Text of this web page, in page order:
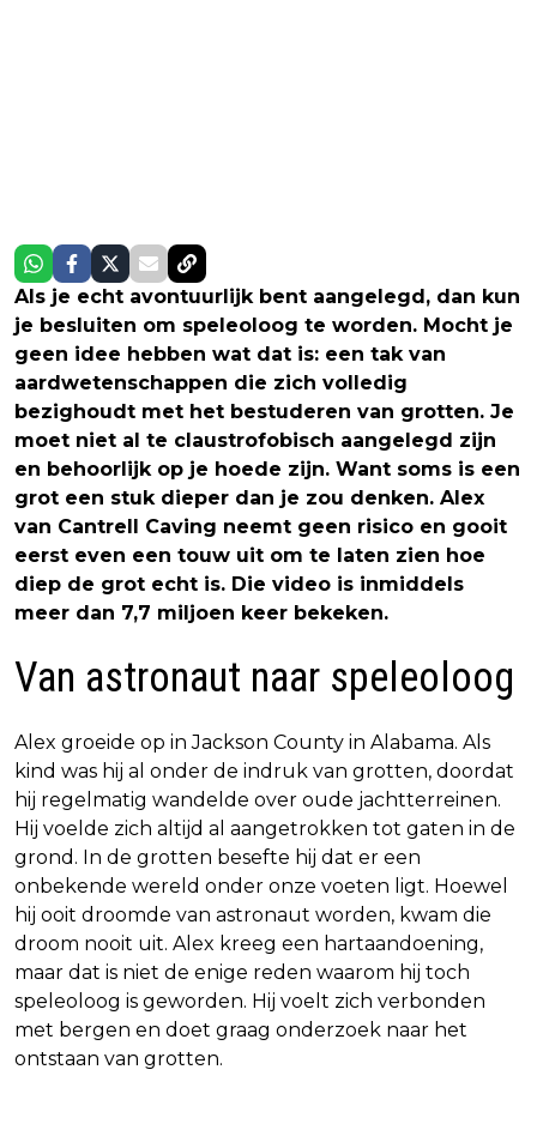
Als je echt avontuurlijk bent aangelegd, dan kun
je besluiten om speleoloog te worden. Mocht je
geen idee hebben wat dat is: een tak van
aardwetenschappen die zich volledig
bezighoudt met het bestuderen van grotten. Je
moet niet al te claustrofobisch aangelegd zijn
en behoorlijk op je hoede zijn. Want soms is een
grot een stuk dieper dan je zou denken. Alex
van Cantrell Caving neemt geen risico en gooit
eerst even een touw uit om te laten zien hoe
diep de grot echt is. Die video is inmiddels
meer dan 7,7 miljoen keer bekeken.
Van astronaut naar speleoloog
Alex groeide op in Jackson County in Alabama. Als
kind was hij al onder de indruk van grotten, doordat
hij regelmatig wandelde over oude jachtterreinen.
Hij voelde zich altijd al aangetrokken tot gaten in de
grond. In de grotten besefte hij dat er een
onbekende wereld onder onze voeten ligt. Hoewel
hij ooit droomde van astronaut worden, kwam die
droom nooit uit. Alex kreeg een hartaandoening,
maar dat is niet de enige reden waarom hij toch
speleoloog is geworden. Hij voelt zich verbonden
met bergen en doet graag onderzoek naar het
ontstaan van grotten.